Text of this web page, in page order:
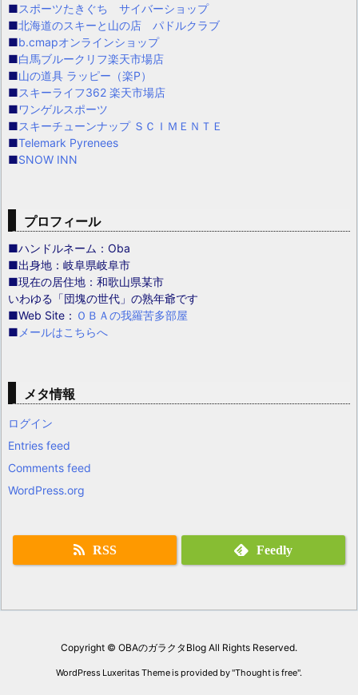
■スポーツたきぐち サイバーショップ
■北海道のスキーと山の店 パドルクラブ
■b.cmapオンラインショップ
■白馬ブルークリフ楽天市場店
■山の道具 ラッピー（楽P）
■スキーライフ362 楽天市場店
■ワンゲルスポーツ
■スキーチューンナップ ＳＣＩＭＥＮＴＥ
■Telemark Pyrenees
■SNOW INN
プロフィール
■ハンドルネーム：Oba
■出身地：岐阜県岐阜市
■現在の居住地：和歌山県某市
いわゆる「団塊の世代」の熟年爺です
■Web Site： ＯＢＡの我羅苦多部屋
■ メールはこちらへ
メタ情報
ログイン
Entries feed
Comments feed
WordPress.org
RSS Feedly
Copyright © OBAのガラクタBlog All Rights Reserved.
WordPress Luxeritas Theme is provided by "Thought is free".